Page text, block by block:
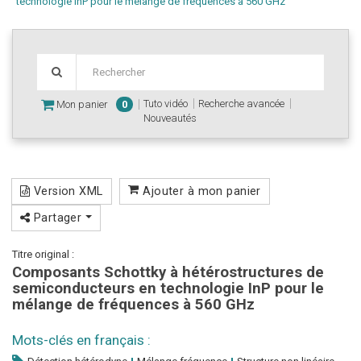
Mon panier 0 Tuto vidéo
Recherche avancée
Nouveautés
Version XML Ajouter à mon panier
Partager
Titre original :
Composants Schottky à hétérostructures de
semiconducteurs en technologie InP pour le
mélange de fréquences à 560 GHz
Mots-clés en français :